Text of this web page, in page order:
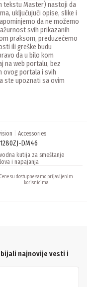
tekstu Master) nastoji da
uključujući opise, slike i
da ne možemo
svih prikazanih
praksom, preduzećemo
ili greške budu
da u bilo kom
na web portalu, bez
ovog portala i svih
ste upoznati sa ovim
Accessories
DM46
kutija za smeštanje
i napajanja
Cene su dostupne samo prijavljenim
korisnicima
najnovije vesti i